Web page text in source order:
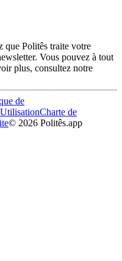
que Politês traite votre
Vous pouvez à tout
plus, consultez notre
de
Charte de
© 2026 Politês.app